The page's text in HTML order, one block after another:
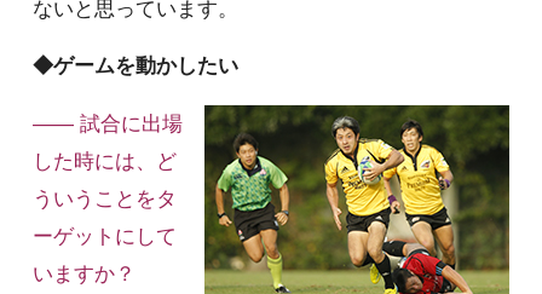
ないと思っています。
◆ゲームを動かしたい
—— 試合に出場
した時には、ど
ういうことをタ
ーゲットにして
いますか？